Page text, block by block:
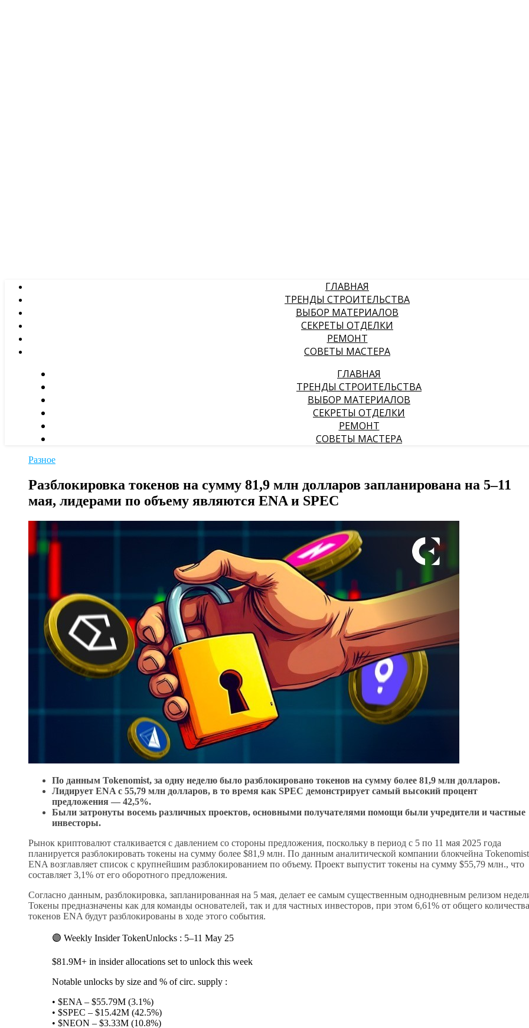
ГЛАВНАЯ
ТРЕНДЫ СТРОИТЕЛЬСТВА
ВЫБОР МАТЕРИАЛОВ
СЕКРЕТЫ ОТДЕЛКИ
РЕМОНТ
СОВЕТЫ МАСТЕРА
ГЛАВНАЯ
ТРЕНДЫ СТРОИТЕЛЬСТВА
ВЫБОР МАТЕРИАЛОВ
СЕКРЕТЫ ОТДЕЛКИ
РЕМОНТ
СОВЕТЫ МАСТЕРА
Разное
Разблокировка токенов на сумму 81,9 млн долларов запланирована на 5–11
мая, лидерами по объему являются ENA и SPEC
По данным Tokenomist, за одну неделю было разблокировано токенов на сумму более 81,9 млн долларов.
Лидирует ENA с 55,79 млн долларов, в то время как SPEC демонстрирует самый высокий процент
предложения — 42,5%.
Были затронуты восемь различных проектов, основными получателями помощи были учредители и частные
инвесторы.
Рынок криптовалют сталкивается с давлением со стороны предложения, поскольку в период с 5 по 11 мая 2025 года
планируется разблокировать токены на сумму более $81,9 млн. По данным аналитической компании блокчейна
ENA возглавляет список с крупнейшим разблокированием по объему. Проект выпустит токены на сумму $55,79 млн., что
составляет 3,1% от его оборотного предложения.
Согласно данным, разблокировка, запланированная на 5 мая, делает ее самым существенным однодневным релизом
Токены предназначены как для команды основателей, так и для частных инвесторов, при этом 6,61% от общего количества
токенов ENA будут разблокированы в ходе этого события.
🟣 Weekly Insider TokenUnlocks : 5–11 May 25
$81.9M+ in insider allocations set to unlock this week
Notable unlocks by size and % of circ. supply :
• $ENA – $55.79M (3.1%)
• $SPEC – $15.42M (42.5%)
• $NEON – $3.33M (10.8%)